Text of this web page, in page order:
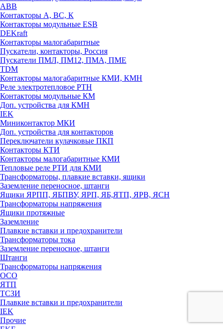
ABB
Контакторы А, ВС, К
Контакторы модульные ESB
DEKraft
Контакторы малогабаритные
Пускатели, контакторы, Россия
Пускатели ПМЛ, ПМ12, ПМА, ПМЕ
TDM
Контакторы малогабаритные КМИ, КМН
Реле электротепловое РТН
Контакторы модульные КМ
Доп. устройства для КМН
IEK
Миниконтактор МКИ
Доп. устройства для контакторов
Переключатели кулачковые ПКП
Контакторы КТИ
Контакторы малогабаритные КМИ
Тепловые реле РTИ для КМИ
Трансформаторы, плавкие вставки, ящики
Заземление переносное, штанги
Ящики ЯРПП, ЯБПВУ, ЯРП, ЯБ,ЯТП, ЯРВ, ЯСН
Трансформаторы напряжения
Ящики протяжные
Заземление
Плавкие вставки и предохранители
Трансформаторы тока
Заземление переносное, штанги
Штанги
Трансформаторы напряжения
ОСО
ЯТП
ТСЗИ
Плавкие вставки и предохранители
IEK
Прочие